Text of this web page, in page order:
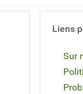
Liens
Sur